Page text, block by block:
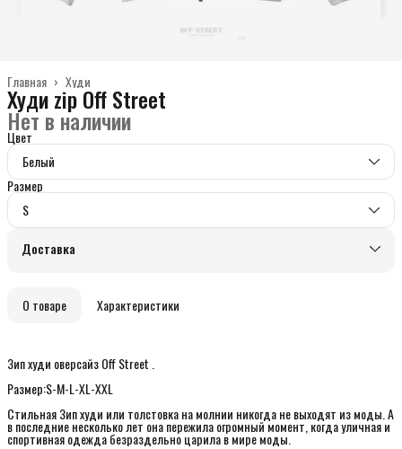
Худи
Главная ›
Худи zip Off Street
Нет в наличии
Цвет
Белый
Размер
S
Доставка
О товаре Характеристики
Зип худи оверсайз Off Street .
Размер:S-M-L-XL-XXL
Стильная Зип худи или толстовка на молнии никогда не выходят из моды. А
в последние несколько лет она пережила огромный момент, когда уличная и
спортивная одежда безраздельно царила в мире моды.